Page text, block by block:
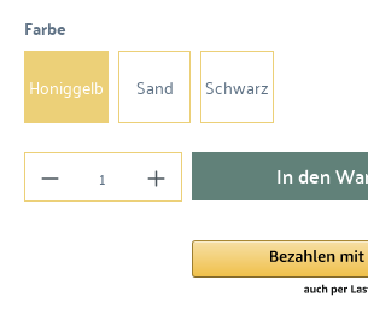
Farbe
Honiggelb Sand Schwarz
In den